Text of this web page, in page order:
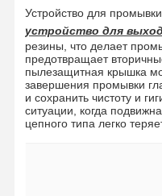
Дом
Устройство для промывки
устройство для
резины, что делает
предотвращает
пылезащитная крышка
завершения промывки
и сохранить чистоту и
ситуации, когда
цепного типа легко